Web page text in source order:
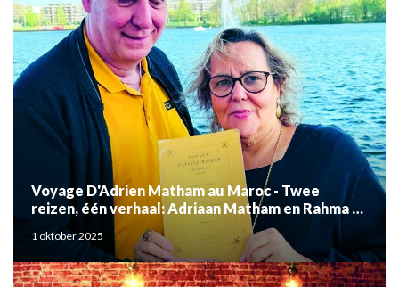
Voyage D'Adrien Matham au Maroc - Twee
reizen, één verhaal: Adriaan Matham en Rahma el
Mouden
1 oktober 2025